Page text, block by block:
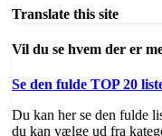
Translate this site
Vil du se hvem der er
Se den fulde TOP 20
Du kan her se den fulde
du kan vælge ud fra